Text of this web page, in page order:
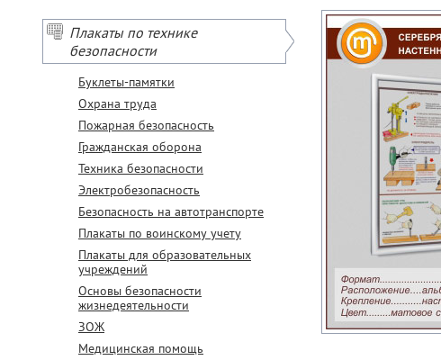
Плакаты по технике
безопасности
Буклеты-памятки
Охрана труда
Пожарная безопасность
Гражданская оборона
Техника безопасности
Электробезопасность
Безопасность на автотранспорте
Плакаты по воинскому учету
Плакаты для образовательных
учреждений
Основы безопасности
жизнедеятельности
ЗОЖ
Медицинская помощь